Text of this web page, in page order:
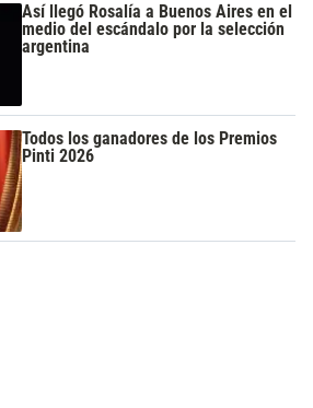
Así llegó Rosalía a Buenos Aires en el
medio del escándalo por la selección
argentina
Todos los ganadores de los Premios
Pinti 2026